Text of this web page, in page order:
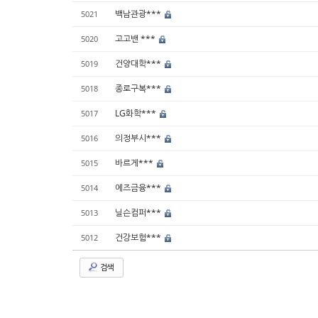
5021 백남관광***
5020 고고밴 ***
5019 건양대학***
5018 종로구복***
5017 LG화학***
5016 의정부시***
5015 바르게***
5014 에즈금융***
5013 닐슨컴퍼***
5012 건강보험***
검색